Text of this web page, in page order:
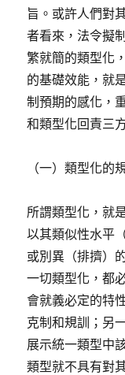
旨。或許人們對
者看來，法令擬
繁就簡的類型化
的基礎效能，就
制預期的感化，
和類型化回責三
（一）類型化
所謂類型化，就
以其類似性水平
或別異（排擠）
一切類型化，都
會就義必定的特
克制和規訓；另
展示統一類型中
類型就不具有對